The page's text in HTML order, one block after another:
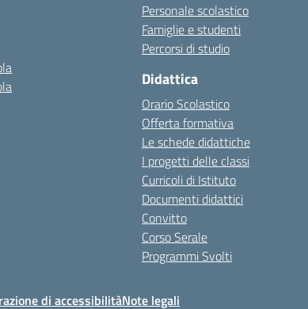
Personale scolastico
Famiglie e studenti
Percorsi di studio
Didattica
Orario Scolastico
Offerta formativa
Le schede didattiche
I progetti delle classi
Curricoli di Istituto
Documenti didattici
Convitto
Corso Serale
Programmi Svolti
di accessibilitàNote legali